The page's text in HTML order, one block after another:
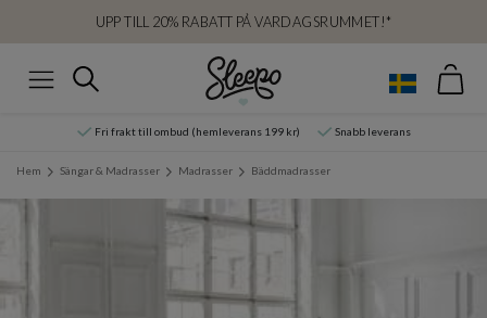
UPP TILL 20% RABATT PÅ VARDAGSRUMMET!*
Sök
Fri frakt till ombud (hemleverans 199 kr) Snabb leverans
Hem Sängar & Madrasser Madrasser Bäddmadrasser